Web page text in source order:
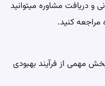
و دریافت مشاوره میتوانید
کنید.
مهمی از فرآیند بهبودی